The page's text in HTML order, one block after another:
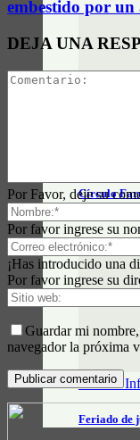
Círculo
Datos e
Feriado de
embestido por
DEJA UNA
Por Favor, deje su
Por favor ingrese su
¡Has introducido una
Por favor ingrese su
Guardar mi
navegador la próxima